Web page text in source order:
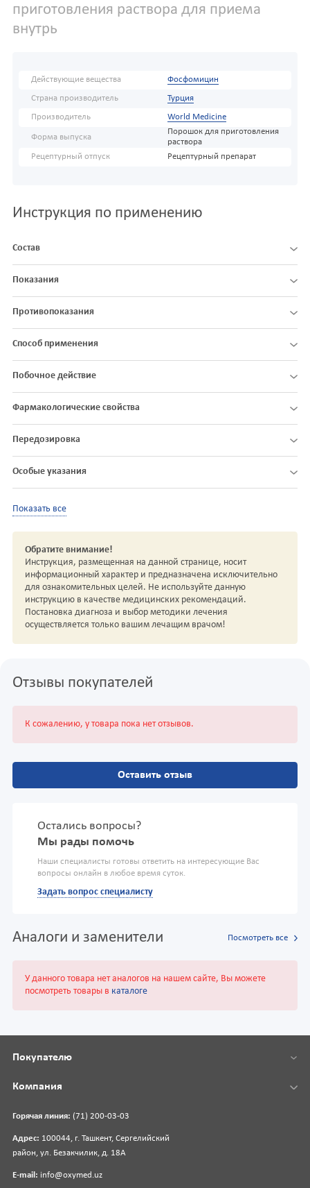
приготовления раствора для приема
внутрь
Действующие вещества Фосфомицин
Страна производитель Турция
Производитель World Medicine
Форма выпуска
Порошок для приготовления
раствора
Рецептурный отпуск
Рецептурный препарат
Инструкция по применению
Состав
Показания
Противопоказания
Способ применения
Побочное действие
Фармакологические свойства
Передозировка
Особые указания
Показать все
Обратите внимание!
Инструкция, размещенная на данной странице, носит
информационный характер и предназначена исключительно
для ознакомительных целей. Не используйте данную
инструкцию в качестве медицинских рекомендаций.
Постановка диагноза и выбор методики лечения
осуществляется только вашим лечащим врачом!
Отзывы покупателей
К сожалению, у товара пока нет отзывов.
Оставить отзыв
Остались вопросы?
Мы рады помочь
Наши специалисты готовы ответить на интересующие Вас
вопросы онлайн в любое время суток.
Задать вопрос специалисту
Аналоги и заменители Посмотреть все
У данного товара нет аналогов на нашем сайте, Вы можете
посмотреть товары в каталоге
Горячая линия: (71) 200-03-03
Адрес: 100044, г. Ташкент, Сергелийский
район, ул. Безакчилик, д. 18А
E-mail: info@oxymed.uz
Покупателю
Компания